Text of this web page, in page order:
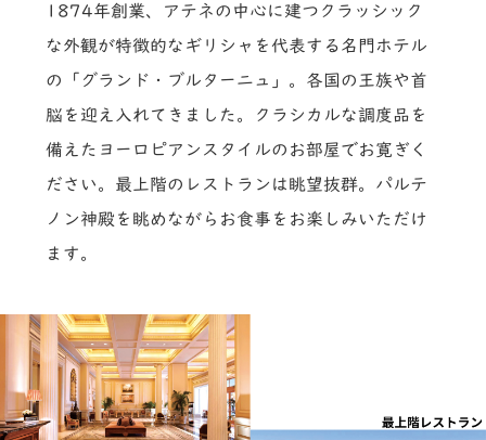
1874年創業、アテネの中心に建つクラッシック
な外観が特徴的なギリシャを代表する名門ホテル
の「グランド・ブルターニュ」。各国の王族や首
脳を迎え入れてきました。クラシカルな調度品を
備えたヨーロピアンスタイルのお部屋でお寛ぎく
ださい。最上階のレストランは眺望抜群。パルテ
ノン神殿を眺めながらお食事をお楽しみいただけ
ます。